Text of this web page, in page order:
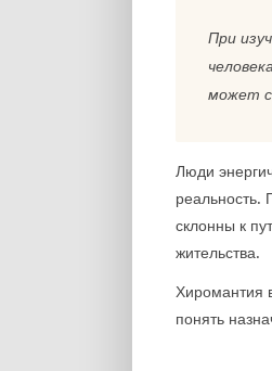
При
может
Люди
реальность.
склонны к
жительства.
Хиромантия
понять